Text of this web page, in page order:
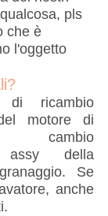
pls
che è
l'oggetto
di ricambio
motore di
assy della
Se
anche